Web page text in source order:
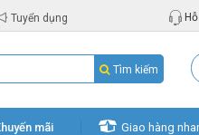
Tuyển dụng Hỗ
Tìm kiếm
mãi Giao hàng